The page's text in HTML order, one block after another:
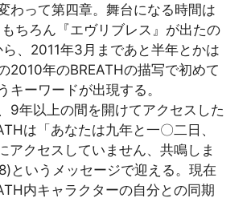
わって第四章。舞台になる時間は
ちろん『エヴリブレス』が出たの
、2011年3月まであと半年とかは
2010年のBREATHの描写で初めて
キーワードが出現する。
9年以上の間を開けてアクセスした
は「あなたは九年と一〇二日、
アクセスしていません、共鳴しま
というメッセージで迎える。現在
内キャラクターの自分との同期